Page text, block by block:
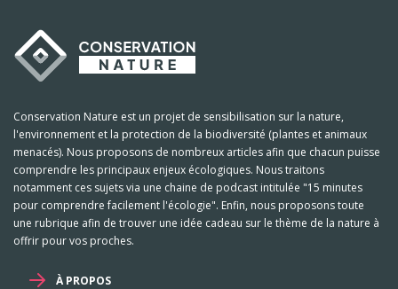
Conservation Nature est un projet de sensibilisation sur la nature,
l'environnement et la protection de la biodiversité (plantes et animaux
menacés). Nous proposons de nombreux articles afin que chacun puisse
comprendre les principaux enjeux écologiques. Nous traitons
notamment ces sujets via une chaine de podcast intitulée "15 minutes
pour comprendre facilement l'écologie". Enfin, nous proposons toute
une rubrique afin de trouver une idée cadeau sur le thème de la nature à
offrir pour vos proches.
À PROPOS